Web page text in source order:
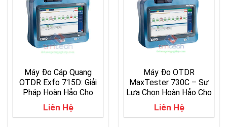
Máy Đo Cáp Quang
OTDR Exfo 715D: Giải
Pháp Hoàn Hảo Cho
Kiểm Tra Mạng Cáp
Quang Last-mile
Liên Hệ
Máy Đo OTDR
MaxTester 730C – Sự
Lựa Chọn Hoàn Hảo Cho
Đo Lường Mạng Quang
Liên Hệ